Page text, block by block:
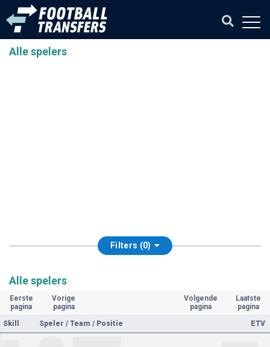
Alle spelers
Filters (0)
Alle spelers
Eerste
pagina
Vorige
pagina
Volgende
pagina
Laatste
pagina
Skill
Speler / Team / Positie ETV